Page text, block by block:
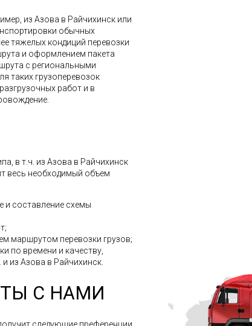
из Азова в Райчихинск или
обычных
тяжелых кондиций перевозки
и оформлением пакета
с региональными
таких грузоперевозок
работ и в
в т.ч. из Азова в Райчихинск
весь необходимый объем
и составление схемы
маршрутом перевозки грузов;
по времени и качеству,
из Азова в Райчихинск.
С НАМИ
следующие преференции